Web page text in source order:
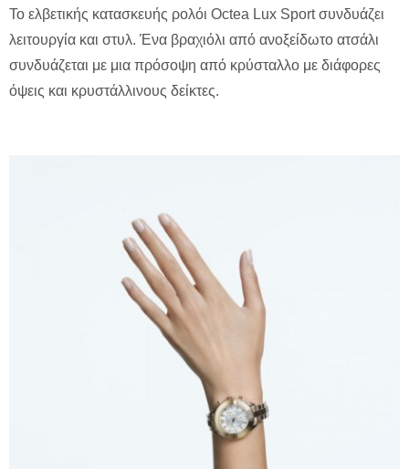
Το ελβετικής κατασκευής ρολόι Octea Lux Sport συνδυάζει
λειτουργία και στυλ. Ένα βραχιόλι από ανοξείδωτο ατσάλι
συνδυάζεται με μια πρόσοψη από κρύσταλλο με διάφορες
όψεις και κρυστάλλινους δείκτες.